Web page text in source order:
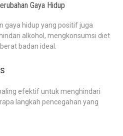
Gaya Hidup
gaya hidup yang positif juga
alkohol, mengkonsumsi diet
badan ideal.
efektif untuk menghindari
langkah pencegahan yang